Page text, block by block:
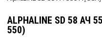
ALPHALINE SD 58 АЧ
550)